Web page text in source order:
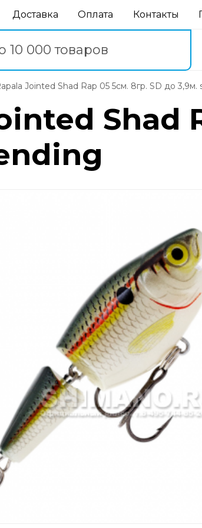
Доставка Оплата Контакты
Rapala Jointed Shad Rap 05 5см. 8гр. SD до
Shad